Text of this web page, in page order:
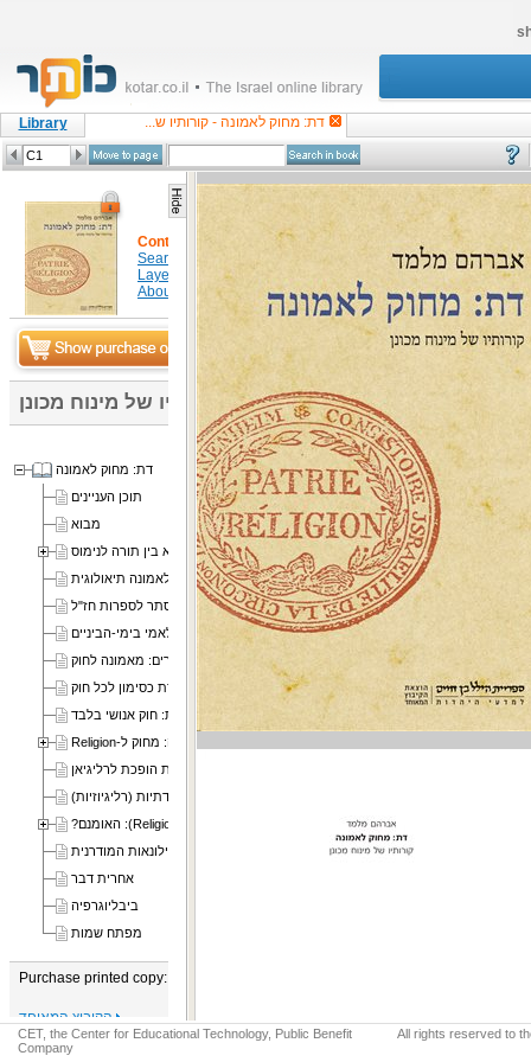
Library דת: מחוק לאמונה - קורותיו ש...
Content
Search in item
Layers
About
דת: מחוק לאמונה - קורותיו של מינוח מכונן
דת: מחוק לאמונה
תוכן העניינים
מבוא
פרק א בין תורה לנימוס
פרק ב דת: מחוק אנושי לאמונה תיאולוגית
פרק ג מ מגילת אסתר לספרות חז"ל
פרק ד במרחב התרבות האסלאמי בימי-הביניים
פרק ה במרחב התרבות הנוצרי-לטיני בימי-הביניים המאוחרים: מאמונה לחוק
פרק ו דת כסימון לכל חוק
פרק ז דת: חוק אנושי בלבד
פרק ח בראשית העת החדשה: מחוק ל-Religion
פרק ט בתקופת ההשכלה: הדת הופכת לרליגיאן
פרק י מתבונה לחוויה; מדת (רליגיה) לדתיות (רליגיוזיות)
פרק י"א שלילת היהדות כ"דת" (Religion): האומנם?
פרק י"ב מקרה הבוחן של המילונאות המודרנית
אחרית דבר
ביבליוגרפיה
מפתח שמות
Purchase printed copy:
CET, the Center for Educational Technology, Public Benefit
Company
All rights reserved to